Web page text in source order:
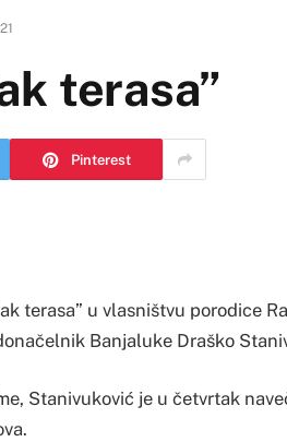
terasa”
Pinterest
terasa” u vlasništvu porodice
Banjaluke Draško
Stanivuković je u četvrtak